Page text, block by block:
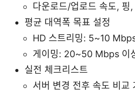
다운로드/업로드 속도,
평균 대역폭 목표 설정
HD 스트리밍: 5~10
게이밍: 20~50 Mbps 이
실전 체크리스트
서버 변경 전후 속도 비교